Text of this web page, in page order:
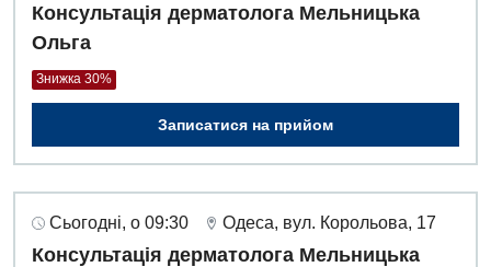
Дієтологія
Кардіологія
Кардіохірургія
Мамологія
Медична психологія
Консультація дерматолога Мельницька
Ольга
Знижка 30%
Записатися на прийом
Сьогодні, о 09:30 Одеса, вул. Корольова, 17
Консультація дерматолога Мельницька